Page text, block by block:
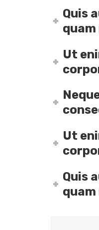
Quis
Ut
Ut
Quis